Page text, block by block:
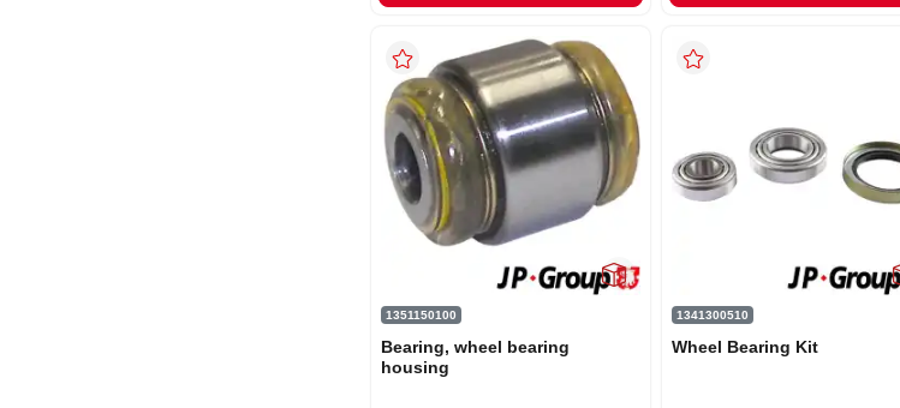
1351150100
Bearing, wheel bearing
housing
1341300510
Wheel Bearing Kit